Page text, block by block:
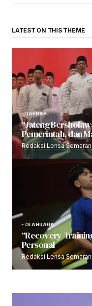
LATEST ON THIS THEME
DAERAH
“Jateng
Pemerintah, dan
Redaksi Lensa
OLAHRAGA
“Recovery
Personal
Redaksi Lensa